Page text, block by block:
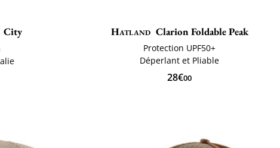
City Hatland Clarion Foldable Peak
Protection UPF50+
Déperlant et Pliable
28€00